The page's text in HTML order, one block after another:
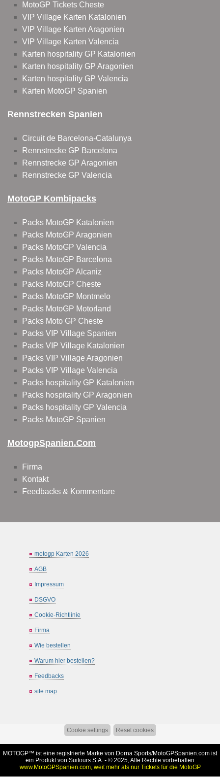
MotoGP Tickets Cheste
VIP Village Karten Katalonien
VIP Village Karten Aragonien
VIP Village Karten Valencia
Karten hospitality GP Katalonien
Karten hospitality GP Aragonien
Karten hospitality GP Valencia
Karten MotoGP Spanien
Rennstrecken Spanien
Circuit de Barcelona-Catalunya
Rennstrecke GP Barcelona
Rennstrecke GP Aragonien
Rennstrecke GP Valencia
MotoGP Kombipacks
Packs MotoGP Katalonien
Packs MotoGP Aragonien
Packs MotoGP Valencia
Packs MotoGP Barcelona
Packs MotoGP Alcaniz
Packs MotoGP Cheste
Packs MotoGP Montmelo
Packs MotoGP Motorland
Packs Moto GP Cheste
Packs VIP Village Spanien
Packs VIP Village Katalonien
Packs VIP Village Aragonien
Packs VIP Village Valencia
Packs hospitality GP Katalonien
Packs hospitality GP Aragonien
Packs hospitality GP Valencia
Packs MotoGP Spanien
MotogpSpanien.com
Firma
Kontakt
Feedbacks & Kommentare
motogp Karten 2026
AGB
Impressum
DSGVO
Cookie-Richtlinie
Firma
Wie bestellen
Warum hier bestellen?
Feedbacks
site map
Cookie settings Reset cookies
MOTOGP™ ist eine registrierte Marke von Dorna Sports/MotoGPSpanien.com ist
ein Produkt von Suitours S.A. - © 2025, Alle Rechte vorbehalten
www.MotoGPSpanien.com, weit mehr als nur Tickets für die MotoGP